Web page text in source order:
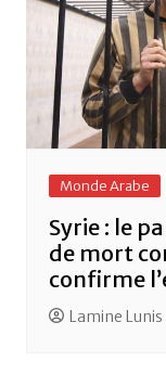
Monde Arabe
Syrie : le
de mort
confirme
Lamine Lunis